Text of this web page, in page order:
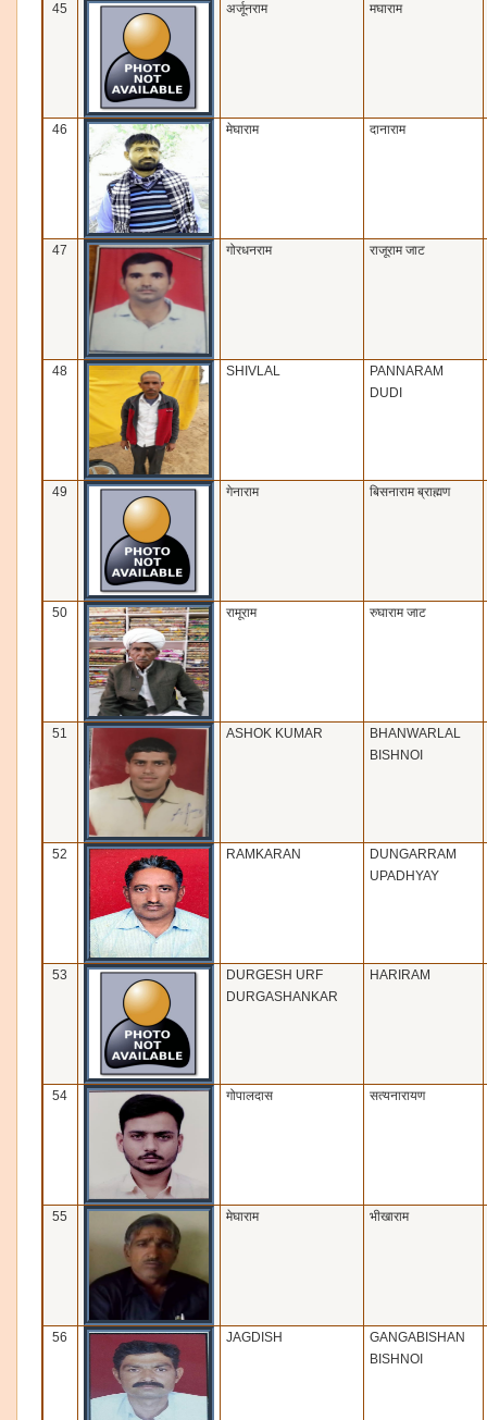
45 अर्जूनराम मघाराम
46 मेघाराम दानाराम
47 गोरधनराम राजूराम जाट
48 SHIVLAL
PANNARAM
DUDI
49 गेनाराम बिसनाराम ब्राह्मण
50 रामूराम रुघाराम जाट
51 ASHOK KUMAR
BHANWARLAL
BISHNOI
52 RAMKARAN
DUNGARRAM
UPADHYAY
53
DURGESH URF
DURGASHANKAR
HARIRAM
54 गोपालदास सत्‍यनारायण
55 मेघाराम भीखाराम
56 JAGDISH
GANGABISHAN
BISHNOI